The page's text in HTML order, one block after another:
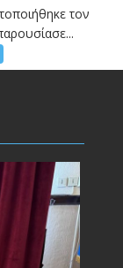
τον